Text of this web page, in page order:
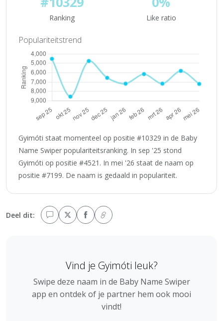
Ranking Like ratio
Populariteitstrend
Gyimóti staat momenteel op positie #10329 in de Baby
Name Swiper populariteitsranking. In sep '25 stond
Gyimóti op positie #4521. In mei '26 staat de naam op
positie #7199. De naam is gedaald in populariteit.
Deel dit:
Vind je Gyimóti leuk?
Swipe deze naam in de Baby Name Swiper
app en ontdek of je partner hem ook mooi
vindt!